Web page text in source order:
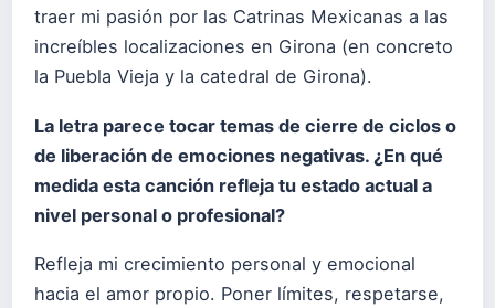
traer mi pasión por las Catrinas Mexicanas a las
increíbles localizaciones en Girona (en concreto
la Puebla Vieja y la catedral de Girona).
La letra parece tocar temas de cierre de ciclos o
de liberación de emociones negativas. ¿En qué
medida esta canción refleja tu estado actual a
nivel personal o profesional?
Refleja mi crecimiento personal y emocional
hacia el amor propio. Poner límites, respetarse,